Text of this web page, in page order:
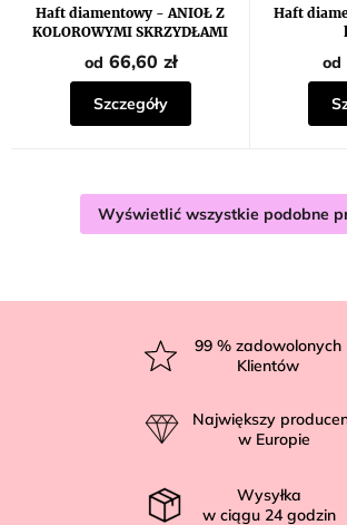
Haft diamentowy - ANIOŁ Z
KOLOROWYMI SKRZYDŁAMI
od 66,60 zł
Szczegóły
Haft
od
Wyświetlić wszystkie podobne
99 % zadowolonych
Klientów
Największy
w Europie
Wysyłka
w ciągu 24 godzin